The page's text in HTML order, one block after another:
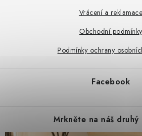
Vrácení a reklamace
Obchodní podmínky
Podmínky ochrany
Facebook
Mrkněte na náš druhý